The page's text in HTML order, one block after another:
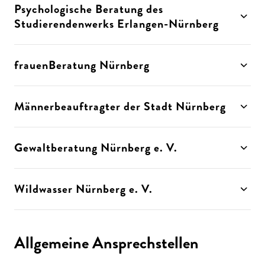
Psychologische Beratung des
Studierendenwerks Erlangen-Nürnberg
frauenBeratung Nürnberg
Männerbeauftragter der Stadt Nürnberg
Gewaltberatung Nürnberg e. V.
Wildwasser Nürnberg e. V.
Allgemeine Ansprechstellen